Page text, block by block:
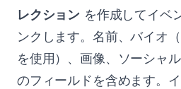
レクション を作成してイベ
ンクします。名前、バイオ
を使用）、画像、ソーシャ
のフィールドを含めます。